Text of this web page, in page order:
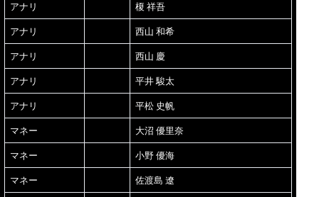
アナリ 榎 祥吾
アナリ 西山 和希
アナリ 西山 慶
アナリ 平井 駿太
アナリ 平松 史帆
マネー 大沼 優里奈
マネー 小野 優海
マネー 佐渡島 遼